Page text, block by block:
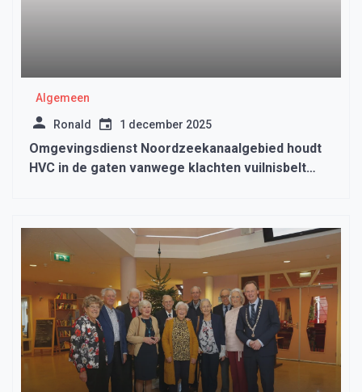
Algemeen
Ronald 1 december 2025
Omgevingsdienst Noordzeekanaalgebied houdt
HVC in de gaten vanwege klachten vuilnisbelt